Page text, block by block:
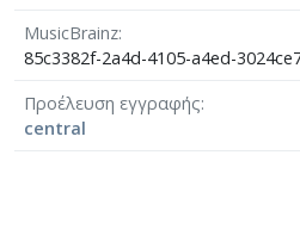
MusicBrainz
85c3382f-2a4d-4105-a4ed-
Προέλευση εγγραφής
central